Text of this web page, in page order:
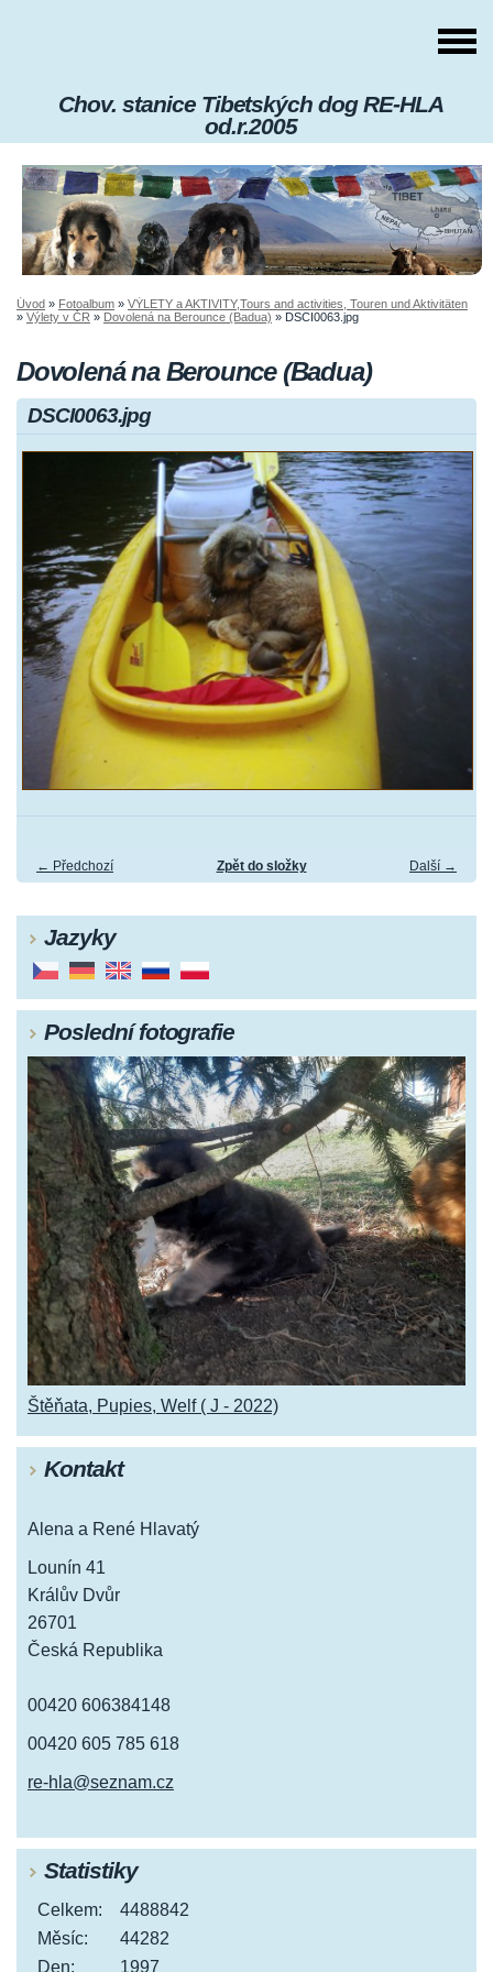
Chov. stanice Tibetských dog RE-HLA
od.r.2005
Úvod » Fotoalbum » VÝLETY a AKTIVITY,Tours and activities, Touren und Aktivitäten
» Výlety v ČR » Dovolená na Berounce (Badua) » DSCI0063.jpg
Dovolená na Berounce (Badua)
DSCI0063.jpg
← Předchozí Další →
Zpět do složky
Jazyky
Poslední fotografie
Štěňata, Pupies, Welf ( J - 2022)
Kontakt
Alena a René Hlavatý
Lounín 41
Králův Dvůr
26701
Česká Republika
00420 606384148
00420 605 785 618
re-hla@seznam.cz
Statistiky
Celkem:
4488842
Měsíc:
44282
Den:
1997